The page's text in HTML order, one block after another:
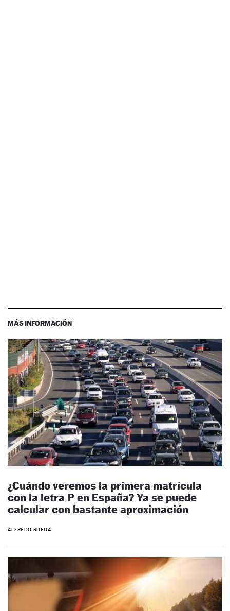
MÁS INFORMACIÓN
¿Cuándo veremos la primera matrícula
con la letra P en España? Ya se puede
calcular con bastante aproximación
ALFREDO RUEDA